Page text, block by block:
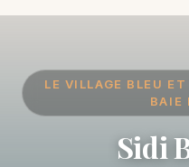
LE VILLAGE BLEU
BAIE
Sidi